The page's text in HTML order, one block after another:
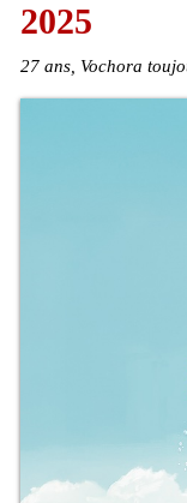
2025
27 ans, Vochora